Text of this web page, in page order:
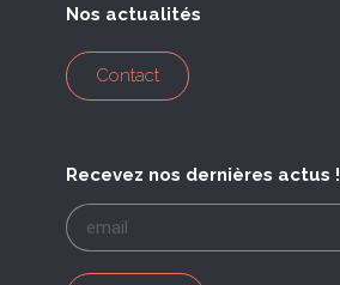
Nos actualités
Contact
Recevez nos dernières actus !